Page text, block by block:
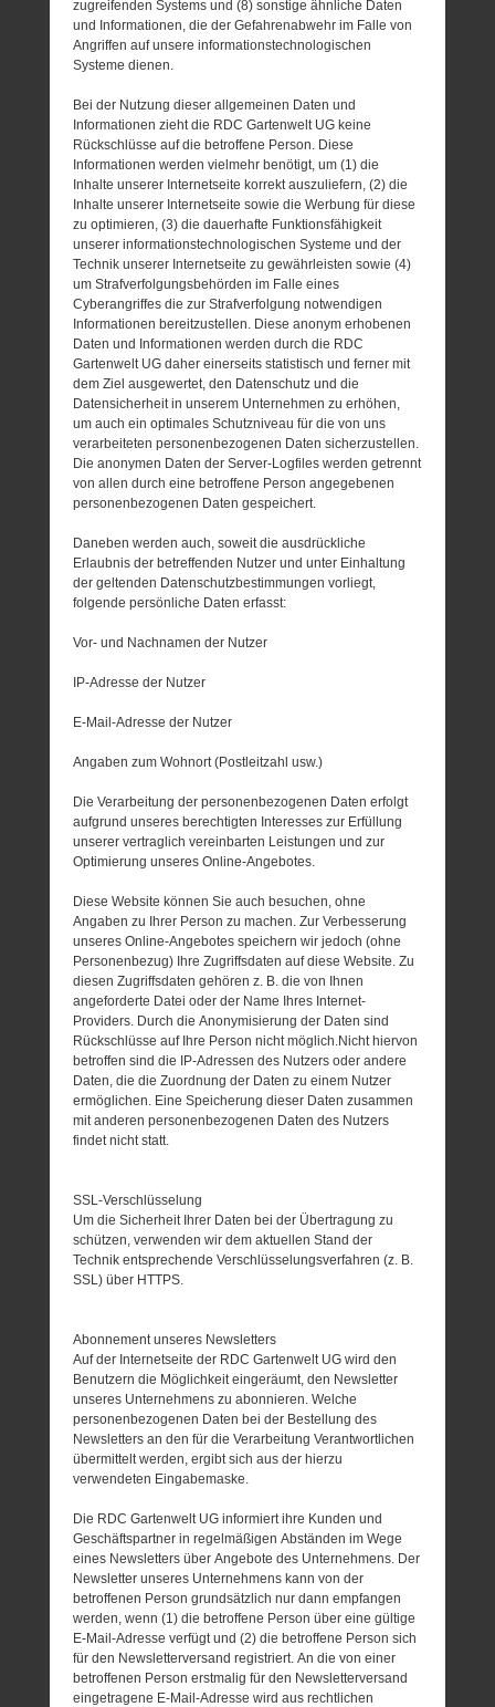
zugreifenden Systems und (8) sonstige ähnliche Daten
und Informationen, die der Gefahrenabwehr im Falle von
Angriffen auf unsere informationstechnologischen
Systeme dienen.
Bei der Nutzung dieser allgemeinen Daten und
Informationen zieht die RDC Gartenwelt UG keine
Rückschlüsse auf die betroffene Person. Diese
Informationen werden vielmehr benötigt, um (1) die
Inhalte unserer Internetseite korrekt auszuliefern, (2) die
Inhalte unserer Internetseite sowie die Werbung für diese
zu optimieren, (3) die dauerhafte Funktionsfähigkeit
unserer informationstechnologischen Systeme und der
Technik unserer Internetseite zu gewährleisten sowie (4)
um Strafverfolgungsbehörden im Falle eines
Cyberangriffes die zur Strafverfolgung notwendigen
Informationen bereitzustellen. Diese anonym erhobenen
Daten und Informationen werden durch die RDC
Gartenwelt UG daher einerseits statistisch und ferner mit
dem Ziel ausgewertet, den Datenschutz und die
Datensicherheit in unserem Unternehmen zu erhöhen,
um auch ein optimales Schutzniveau für die von uns
verarbeiteten personenbezogenen Daten sicherzustellen.
Die anonymen Daten der Server-Logfiles werden getrennt
von allen durch eine betroffene Person angegebenen
personenbezogenen Daten gespeichert.
Daneben werden auch, soweit die ausdrückliche
Erlaubnis der betreffenden Nutzer und unter Einhaltung
der geltenden Datenschutzbestimmungen vorliegt,
folgende persönliche Daten erfasst:
Vor- und Nachnamen der Nutzer
IP-Adresse der Nutzer
E-Mail-Adresse der Nutzer
Angaben zum Wohnort (Postleitzahl usw.)
Die Verarbeitung der personenbezogenen Daten erfolgt
aufgrund unseres berechtigten Interesses zur Erfüllung
unserer vertraglich vereinbarten Leistungen und zur
Optimierung unseres Online-Angebotes.
Diese Website können Sie auch besuchen, ohne
Angaben zu Ihrer Person zu machen. Zur Verbesserung
unseres Online-Angebotes speichern wir jedoch (ohne
Personenbezug) Ihre Zugriffsdaten auf diese Website. Zu
diesen Zugriffsdaten gehören z. B. die von Ihnen
angeforderte Datei oder der Name Ihres Internet-
Providers. Durch die Anonymisierung der Daten sind
Rückschlüsse auf Ihre Person nicht möglich.Nicht hiervon
betroffen sind die IP-Adressen des Nutzers oder andere
Daten, die die Zuordnung der Daten zu einem Nutzer
ermöglichen. Eine Speicherung dieser Daten zusammen
mit anderen personenbezogenen Daten des Nutzers
findet nicht statt.
SSL-Verschlüsselung
Um die Sicherheit Ihrer Daten bei der Übertragung zu
schützen, verwenden wir dem aktuellen Stand der
Technik entsprechende Verschlüsselungsverfahren (z. B.
SSL) über HTTPS.
Abonnement unseres Newsletters
Auf der Internetseite der RDC Gartenwelt UG wird den
Benutzern die Möglichkeit eingeräumt, den Newsletter
unseres Unternehmens zu abonnieren. Welche
personenbezogenen Daten bei der Bestellung des
Newsletters an den für die Verarbeitung Verantwortlichen
übermittelt werden, ergibt sich aus der hierzu
verwendeten Eingabemaske.
Die RDC Gartenwelt UG informiert ihre Kunden und
Geschäftspartner in regelmäßigen Abständen im Wege
eines Newsletters über Angebote des Unternehmens. Der
Newsletter unseres Unternehmens kann von der
betroffenen Person grundsätzlich nur dann empfangen
werden, wenn (1) die betroffene Person über eine gültige
E-Mail-Adresse verfügt und (2) die betroffene Person sich
für den Newsletterversand registriert. An die von einer
betroffenen Person erstmalig für den Newsletterversand
eingetragene E-Mail-Adresse wird aus rechtlichen